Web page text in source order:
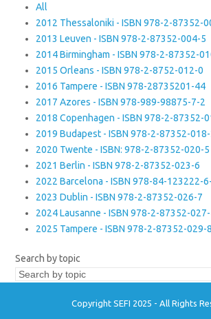
All
2012 Thessaloniki - ISBN 978-2-87352-
2013 Leuven - ISBN 978-2-87352-004-5
2014 Birmingham - ISBN 978-2-87352-
2015 Orleans - ISBN 978-2-8752-012-0
2016 Tampere - ISBN 978-28735201-44
2017 Azores - ISBN 978-989-98875-7-2
2018 Copenhagen - ISBN 978-2-87352-
2019 Budapest - ISBN 978-2-87352-
2020 Twente - ISBN: 978-2-87352-020-5
2021 Berlin - ISBN 978-2-87352-023-6
2022 Barcelona - ISBN 978-84-123222-
2023 Dublin - ISBN 978-2-87352-026-7
2024 Lausanne - ISBN 978-2-87352-
2025 Tampere - ISBN 978-2-87352-029-8
Search by topic
Copyright SEFI 2025 - All Rights